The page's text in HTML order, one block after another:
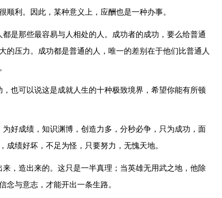
顺利。因此，某种意义上，应酬也是一种办事。
是那些最容易与人相处的人。成功者的成功，要么给普通
的压力。成功都是普通的人，唯一的差别在于他们比普通人
也可以说这是成就人生的十种极致境界，希望你能有所顿
好成绩，知识渊博，创造力多，分秒必争，只为成功，面
成绩好坏，不足为怪，只要努力，无愧天地。
，造出来的。这只是一半真理；当英雄无用武之地，他除
念与意志，才能开出一条生路。